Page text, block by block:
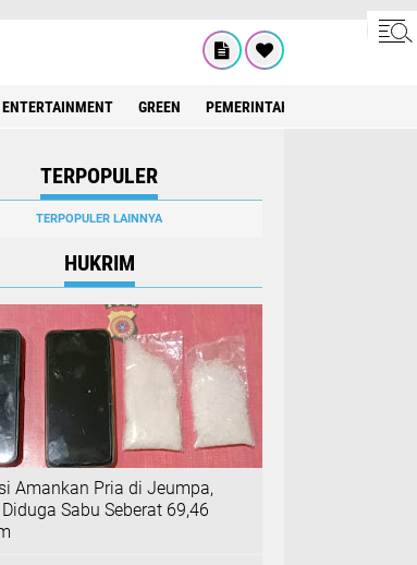
ENTERTAINMENT GREEN PEMERINTAH ACEH
TERPOPULER
TERPOPULER LAINNYA
HUKRIM
Amankan Pria di Jeumpa,
Sabu Seberat 69,46